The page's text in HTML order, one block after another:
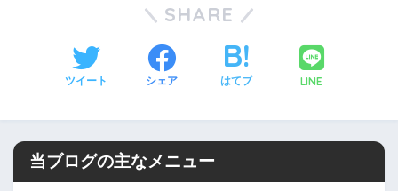
SHARE
ツイート シェア はてブ LINE
当ブログの主なメニュー